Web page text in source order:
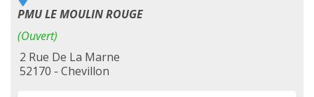
PMU LE MOULIN ROUGE
(Ouvert)
2 Rue De La Marne
52170 - Chevillon